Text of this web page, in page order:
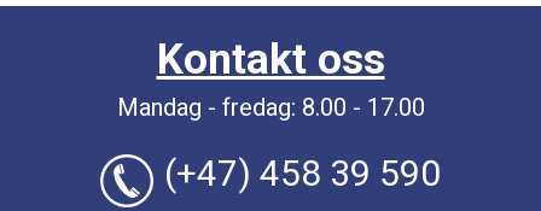
Kontakt oss
Mandag - fredag: 8.00 - 17.00
(+47) 458 39 590